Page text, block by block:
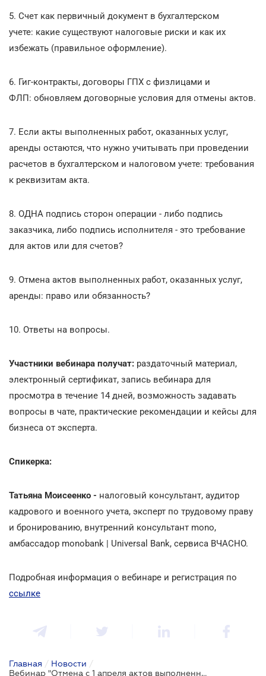
5. Счет как первичный документ в бухгалтерском
учете: какие существуют налоговые риски и как их
избежать (правильное оформление).
6. Гиг-контракты, договоры ГПХ с физлицами и
ФЛП: обновляем договорные условия для отмены актов.
7. Если акты выполненных работ, оказанных услуг,
аренды остаются, что нужно учитывать при проведении
расчетов в бухгалтерском и налоговом учете: требования
к реквизитам акта.
8. ОДНА подпись сторон операции - либо подпись
заказчика, либо подпись исполнителя - это требование
для актов или для счетов?
9. Отмена актов выполненных работ, оказанных услуг,
аренды: право или обязанность?
10. Ответы на вопросы.
Участники вебинара получат: раздаточный материал,
электронный сертификат, запись вебинара для
просмотра в течение 14 дней, возможность задавать
вопросы в чате, практические рекомендации и кейсы для
бизнеса от эксперта.
Спикерка:
Татьяна Моисеенко - налоговый консультант, аудитор
кадрового и военного учета, эксперт по трудовому праву
и бронированию, внутренний консультант mono,
амбассадор monobank | Universal Bank, сервиса ВЧАСНО.
Подробная информация о вебинаре и регистрация по
ссылке
Главная / Новости /
Вебинар "Отмена с 1 апреля актов выполненных работ и услуг: закон принят! Гиг-контракты, ГПХ — как работать в бухгалтерском учёте"